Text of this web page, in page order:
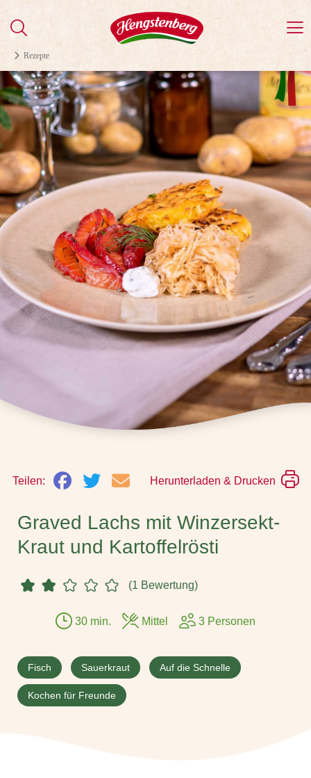
Rezepte
Teilen: Herunterladen & Drucken
Graved Lachs mit Winzersekt-
Kraut und Kartoffelrösti
(1 Bewertung)
30 min. Mittel 3 Personen
Fisch Sauerkraut Auf die Schnelle
Kochen für Freunde